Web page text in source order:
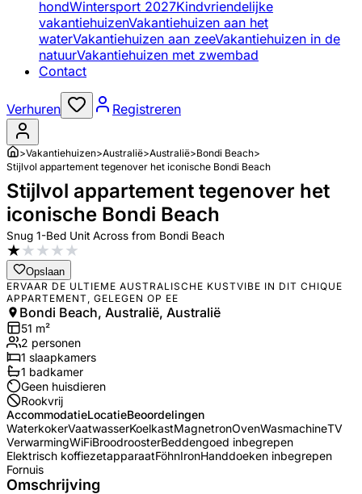
hondWintersport 2027Kindvriendelijke
vakantiehuizenVakantiehuizen aan het
waterVakantiehuizen aan zeeVakantiehuizen in de
natuurVakantiehuizen met zwembad
Contact
Verhuren Registreren
>Vakantiehuizen>Australië>Australië>Bondi Beach>
Stijlvol appartement tegenover het iconische Bondi Beach
Stijlvol appartement tegenover het
iconische Bondi Beach
Snug 1-Bed Unit Across from Bondi Beach
★★★★★
Opslaan
ERVAAR DE ULTIEME AUSTRALISCHE KUSTVIBE IN DIT CHIQUE
APPARTEMENT, GELEGEN OP EE
Bondi Beach, Australië, Australië
51 m²
2 personen
1 slaapkamers
1 badkamer
Geen huisdieren
Rookvrij
AccommodatieLocatieBeoordelingen
WaterkokerVaatwasserKoelkastMagnetronOvenWasmachineTV
VerwarmingWiFiBroodroosterBeddengoed inbegrepen
Elektrisch koffiezetapparaatFöhnIronHanddoeken inbegrepen
Fornuis
Omschrijving